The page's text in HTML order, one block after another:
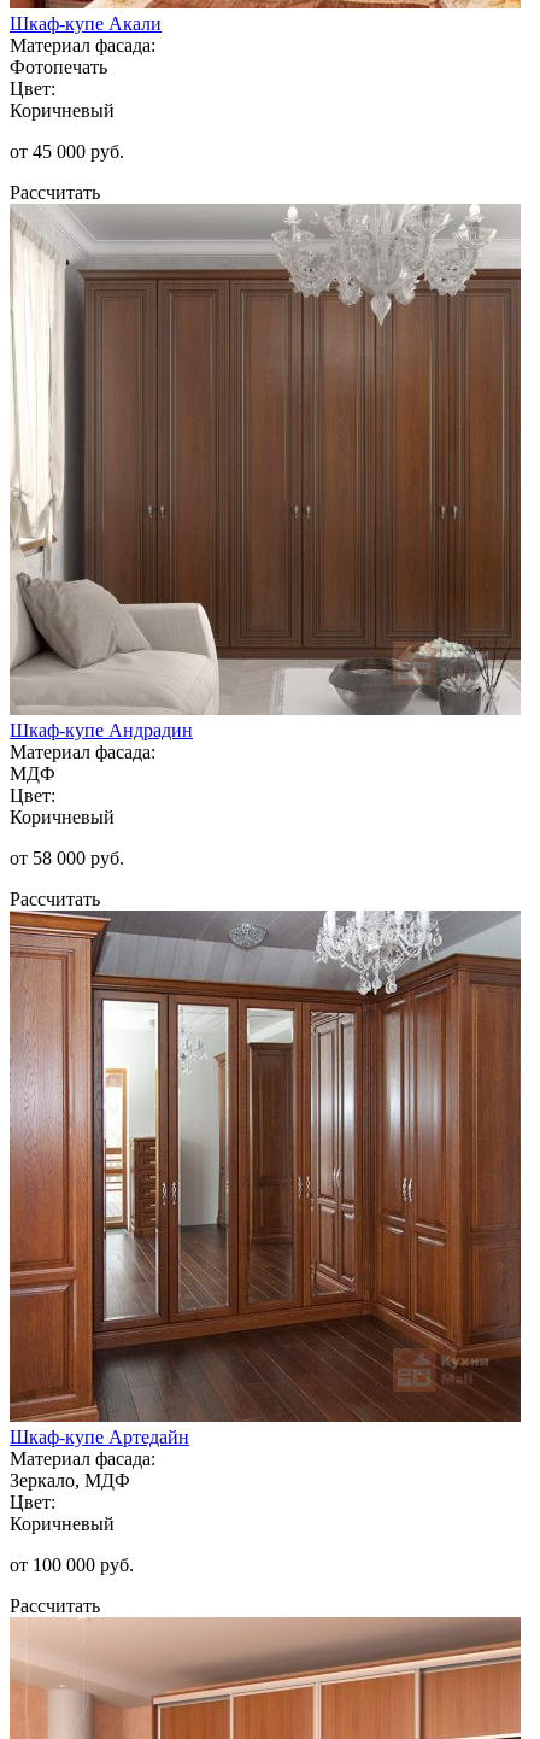
Шкаф-купе Акали
Материал фасада:
Фотопечать
Цвет:
Коричневый
от 45 000 руб.
Рассчитать
Шкаф-купе Андрадин
Материал фасада:
МДФ
Цвет:
Коричневый
от 58 000 руб.
Рассчитать
Шкаф-купе Артедайн
Материал фасада:
Зеркало, МДФ
Цвет:
Коричневый
от 100 000 руб.
Рассчитать